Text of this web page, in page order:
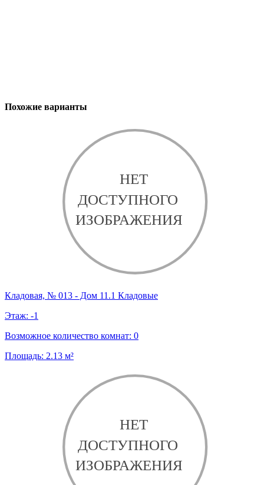
Похожие варианты
Кладовая, № 013 - Дом 11.1 Кладовые
Этаж: -1
Возможное количество комнат: 0
Площадь: 2.13 м²